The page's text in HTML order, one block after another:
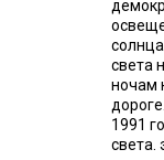
света
ночам
1991
света.